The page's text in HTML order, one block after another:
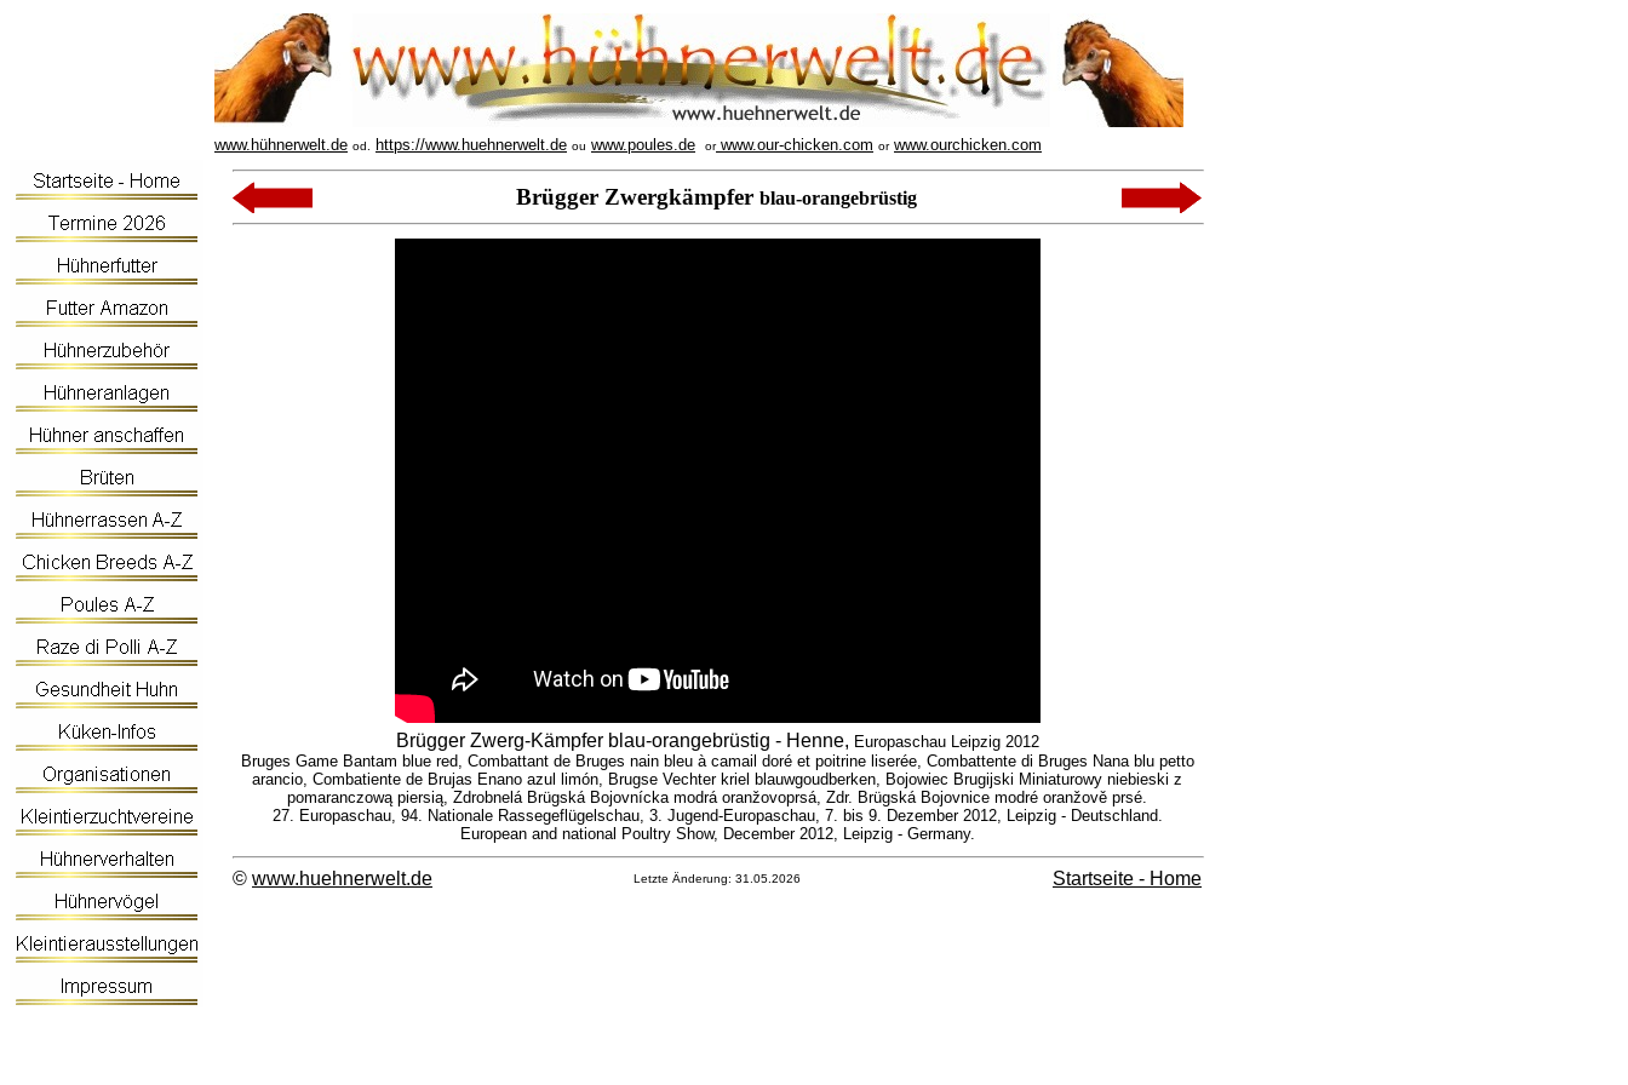
www.hühnerwelt.de od. https://www.huehnerwelt.de ou www.poules.de orwww.our-chicken.com or www.ourchicken.com
Brügger Zwergkämpfer blau-orangebrüstig
Brügger Zwerg-Kämpfer blau-orangebrüstig - Henne, Europaschau Leipzig 2012
Bruges Game Bantam blue red, Combattant de Bruges nain bleu à camail doré et poitrine liserée, Combattente di Bruges Nana blu petto
arancio, Combatiente de Brujas Enano azul limón, Brugse Vechter kriel blauwgoudberken, Bojowiec Brugijski Miniaturowy niebieski z
pomaranczową piersią, Zdrobnelá Brügská Bojovnícka modrá oranžovoprsá, Zdr. Brügská Bojovnice modré oranžově prsé.
27. Europaschau, 94. Nationale Rassegeflügelschau, 3. Jugend-Europaschau, 7. bis 9. Dezember 2012, Leipzig - Deutschland.
European and national Poultry Show, December 2012, Leipzig - Germany.
© www.huehnerwelt.de Letzte Änderung: 31.05.2026 Startseite - Home